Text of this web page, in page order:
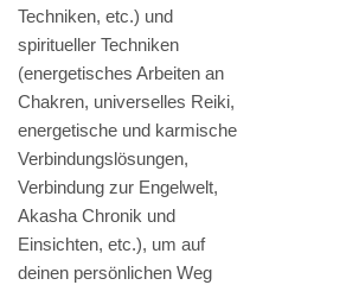
Techniken, etc.) und
spiritueller Techniken
(energetisches Arbeiten an
Chakren, universelles Reiki,
energetische und karmische
Verbindungslösungen,
Verbindung zur Engelwelt,
Akasha Chronik und
Einsichten, etc.), um auf
deinen persönlichen Weg